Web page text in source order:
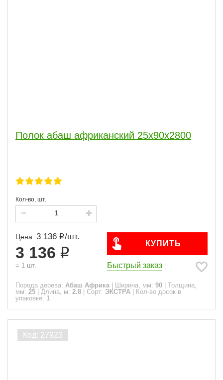
Полок абаш африканский 25x90x2800
Кол-во, шт.
Цена: 3 136 /шт.
3 136
= 1 шт.
КУПИТЬ
Быстрый заказ
Порода дерева: Абаш Африка Ширина, мм: 90
Толщина,
мм: 25 Длина, м: 2.8 Сорт: ЭКСТРА
Кол-во досок в
упаковке: 1